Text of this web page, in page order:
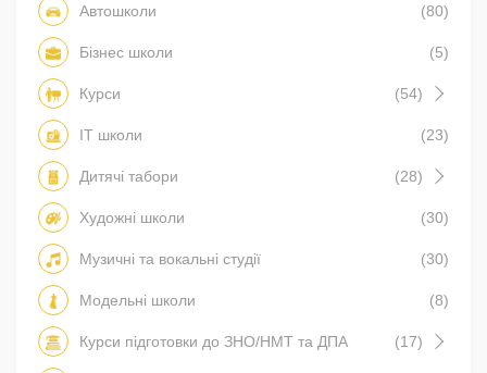
Автошколи (80)
Бізнес школи (5)
Курси (54)
IT школи (23)
Дитячі табори (28)
Художні школи (30)
Музичні та вокальні студії (30)
Модельні школи (8)
Курси підготовки до ЗНО/НМТ та ДПА (17)